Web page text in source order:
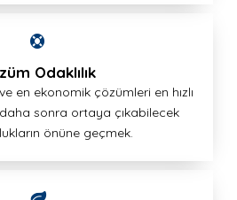
Odaklılık
en ekonomik çözümleri en hızlı
sonra ortaya çıkabilecek
önüne geçmek.